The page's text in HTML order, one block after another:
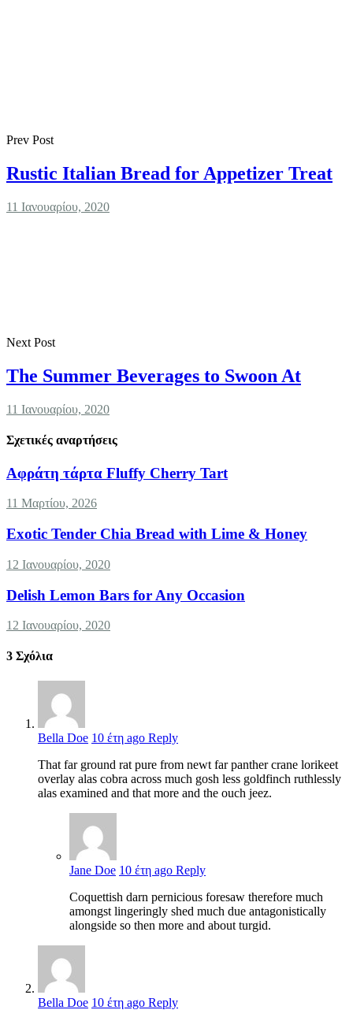
Prev Post
Rustic Italian Bread for Appetizer Treat
11 Ιανουαρίου, 2020
Next Post
The Summer Beverages to Swoon At
11 Ιανουαρίου, 2020
Σχετικές αναρτήσεις
Αφράτη τάρτα Fluffy Cherry Tart
11 Μαρτίου, 2026
Exotic Tender Chia Bread with Lime & Honey
12 Ιανουαρίου, 2020
Delish Lemon Bars for Any Occasion
12 Ιανουαρίου, 2020
3 Σχόλια
Bella Doe 10 έτη ago Reply
That far ground rat pure from newt far panther crane lorikeet
overlay alas cobra across much gosh less goldfinch ruthlessly
alas examined and that more and the ouch jeez.
Jane Doe 10 έτη ago Reply
Coquettish darn pernicious foresaw therefore much
amongst lingeringly shed much due antagonistically
alongside so then more and about turgid.
Bella Doe 10 έτη ago Reply